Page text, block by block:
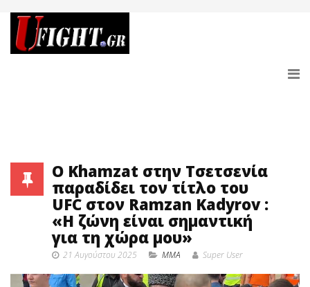
Ο Khamzat στην Τσετσενία
παραδίδει τον τίτλο του
UFC στον Ramzan Kadyrov :
«Η ζώνη είναι σημαντική
για τη χώρα μου»
21 Αυγούστου 2025 MMA Super User